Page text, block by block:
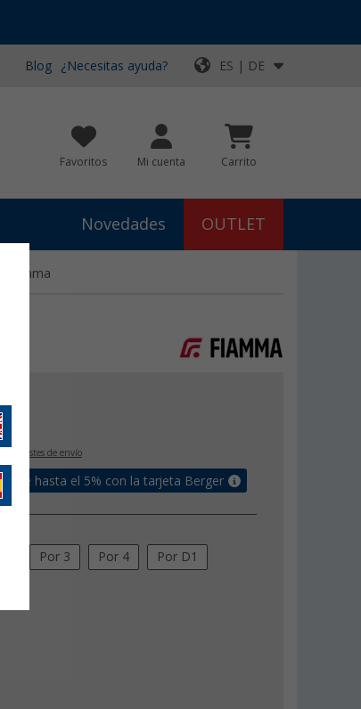
Blog ¿Necesitas ayuda? ES | DE
Favoritos Mi cuenta Carrito
Novedades OUTLET
Fiamma
+ Costes de envío
de hasta el 5% con la tarjeta Berger
Por 3 Por 4 Por D1